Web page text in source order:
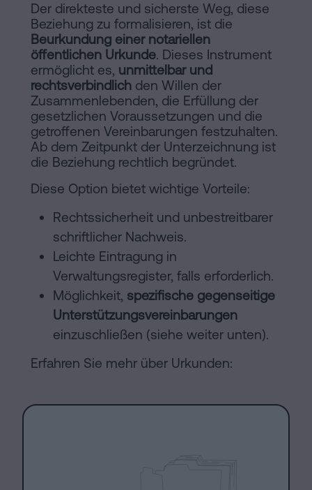
Der direkteste und sicherste Weg, diese
Beziehung zu formalisieren, ist die
Beurkundung einer notariellen
öffentlichen Urkunde. Dieses Instrument
ermöglicht es, unmittelbar und
rechtsverbindlich den Willen der
Zusammenlebenden, die Erfüllung der
gesetzlichen Voraussetzungen und die
getroffenen Vereinbarungen festzuhalten.
Ab dem Zeitpunkt der Unterzeichnung ist
die Beziehung rechtlich begründet.
Diese Option bietet wichtige Vorteile:
Rechtssicherheit und unbestreitbarer
schriftlicher Nachweis.
Leichte Eintragung in
Verwaltungsregister, falls erforderlich.
Möglichkeit, spezifische gegenseitige
Unterstützungsvereinbarungen
einzuschließen (siehe weiter unten).
Erfahren Sie mehr über Urkunden: